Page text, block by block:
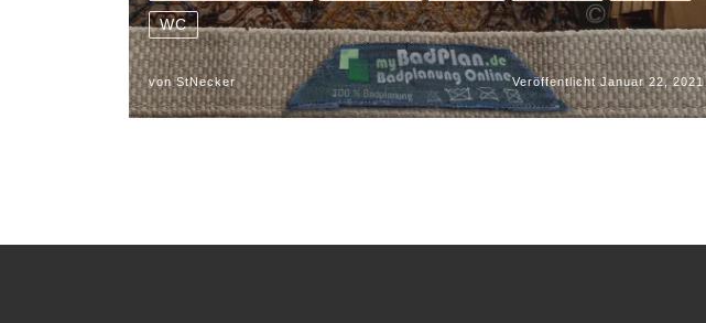
WC
vonStNecker VeröffentlichtJanuar 22, 2021